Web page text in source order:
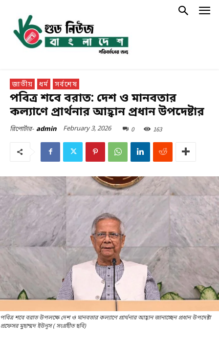
জাতীয় ধর্ম সর্বশেষ
পবিত্র শবে বরাত: দেশ ও মানবতার
কল্যাণে প্রার্থনার আহ্বান প্রধান উপদেষ্টার
রিপোর্টার- admin February 3, 2026 0 163
পবিত্র শবে বরাত উপলক্ষে দেশ ও মানবতার কল্যাণে প্রার্থনার আহ্বান জানাচ্ছেন প্রধান উপদেষ্টা
প্রফেসর মুহাম্মদ ইউনূস ( সংগ্রহীত ছবি)